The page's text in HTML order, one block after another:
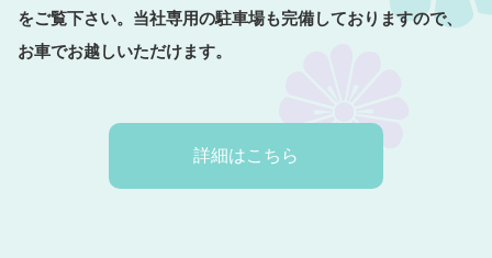
をご覧下さい。当社専用の駐車場も完備しておりますので、
お車でお越しいただけます。
詳細はこちら